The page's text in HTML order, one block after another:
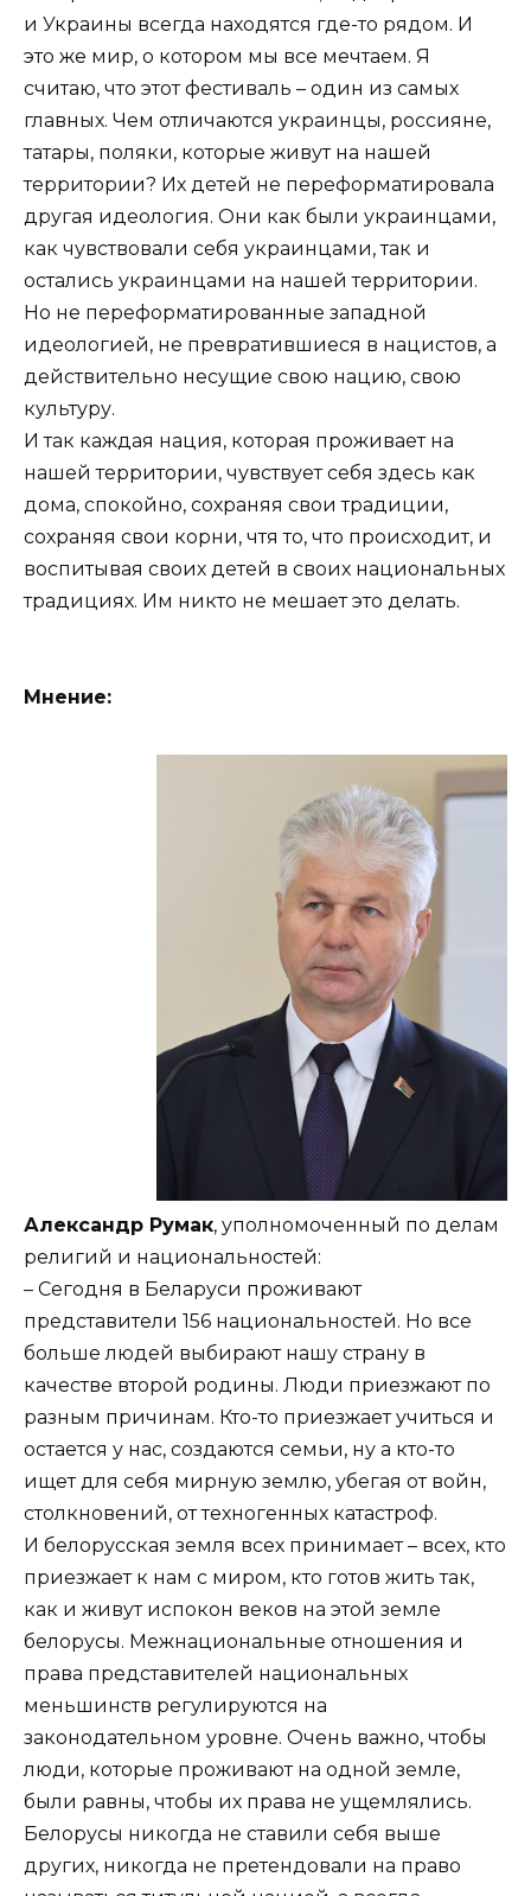
и Украины всегда находятся где-то рядом. И
это же мир, о котором мы все мечтаем. Я
считаю, что этот фестиваль – один из самых
главных. Чем отличаются украинцы, россияне,
татары, поляки, которые живут на нашей
территории? Их детей не переформатировала
другая идеология. Они как были украинцами,
как чувствовали себя украинцами, так и
остались украинцами на нашей территории.
Но не переформатированные западной
идеологией, не превратившиеся в нацистов, а
действительно несущие свою нацию, свою
культуру.
И так каждая нация, которая проживает на
нашей территории, чувствует себя здесь как
дома, спокойно, сохраняя свои традиции,
сохраняя свои корни, чтя то, что происходит, и
воспитывая своих детей в своих национальных
традициях. Им никто не мешает это делать.
Мнение:
Александр Румак, уполномоченный по делам
религий и национальностей:
– Сегодня в Беларуси проживают
представители 156 национальностей. Но все
больше людей выбирают нашу страну в
качестве второй родины. Люди приезжают по
разным причинам. Кто-то приезжает учиться и
остается у нас, создаются семьи, ну а кто-то
ищет для себя мирную землю, убегая от войн,
столкновений, от техногенных катастроф.
И белорусская земля всех принимает – всех, кто
приезжает к нам с миром, кто готов жить так,
как и живут испокон веков на этой земле
белорусы. Межнациональные отношения и
права представителей национальных
меньшинств регулируются на
законодательном уровне. Очень важно, чтобы
люди, которые проживают на одной земле,
были равны, чтобы их права не ущемлялись.
Белорусы никогда не ставили себя выше
других, никогда не претендовали на право